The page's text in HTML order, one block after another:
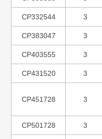
CP332544 3
CP383047 3
CP403555 3
CP431520 3
CP451728 3
CP501728 3